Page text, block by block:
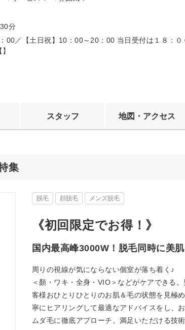
分
00／【土日祝】10：00～20：00 当日受付は１８：
スタッフ 地図・アクセス
集
脱毛 顔脱毛 メンズ脱毛
《初回限定でお得！》
国内最高峰3000W！脱毛同時に美
周りの視線が気にならない個室が落ち着く♪
＜顏・ワキ・全身・VIO＞などがケアできる
客様おひとりひとりのお肌＆毛の状態を見極
寧にヒアリングして最適なアドバイスをし、
ムダ毛に徹底アプローチ。満足いただける技